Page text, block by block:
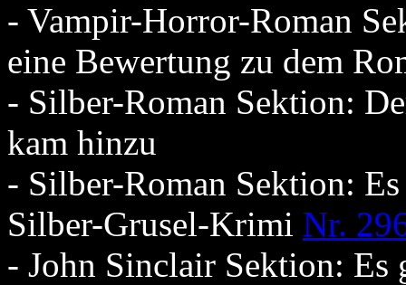
- Vampir-Horror-Roman
eine Bewertung zu dem
- Silber-Roman Sektion:
kam hinzu
- Silber-Roman Sektion:
Silber-Grusel-Krimi Nr.
- John Sinclair Sektion: Es